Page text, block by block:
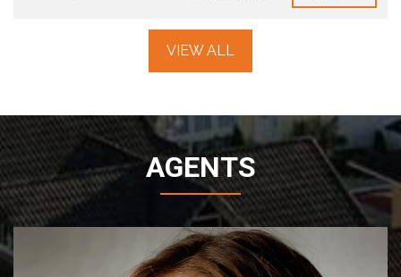
VIEW ALL
AGENTS